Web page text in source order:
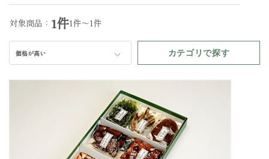
対象商品： 1件1件～1件
価格が高い カテゴリで探す